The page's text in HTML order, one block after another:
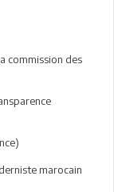
commission des
marocain